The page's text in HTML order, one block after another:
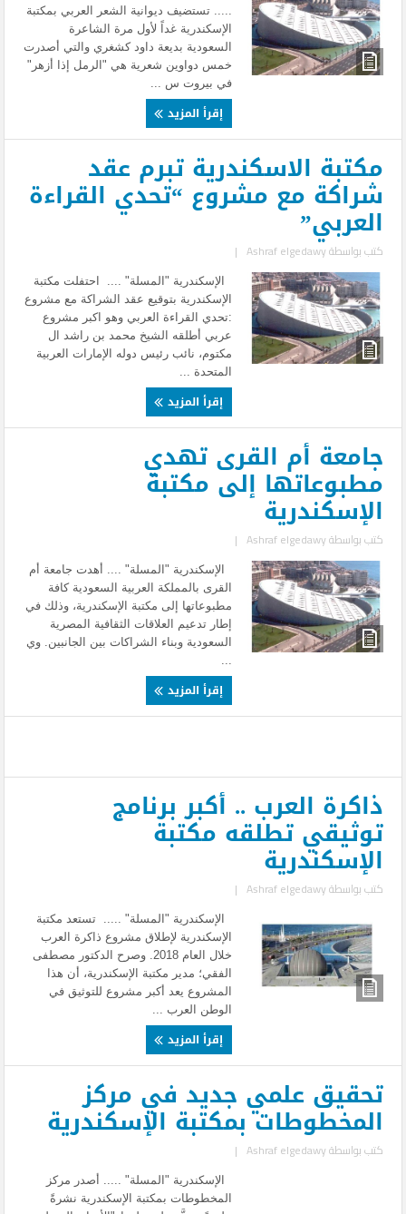
..... تستضيف ديوانية الشعر العربي بمكتبة
الإسكندرية غداً لأول مرة الشاعرة
السعودية بديعة داود كشغري والتي أصدرت
خمس دواوين شعرية هي "الرمل إذا أزهر"
في بيروت س ...
إقرأ المزيد
مكتبة الاسكندرية تبرم عقد
شراكة مع مشروع “تحدي القراءة
العربي”
كتب بواسطةAshraf elgedawy
|
الإسكندرية "المسلة" .... احتفلت مكتبة
الإسكندرية بتوقيع عقد الشراكة مع مشروع
:تحدي القراءة العربي وهو اكبر مشروع
عربي أطلقه الشيخ محمد بن راشد ال
مكتوم، نائب رئيس دوله الإمارات العربية
المتحدة ...
إقرأ المزيد
جامعة أم القرى تهدي
مطبوعاتها إلى مكتبة
الإسكندرية
كتب بواسطةAshraf elgedawy
|
الإسكندرية "المسلة" .... أهدت جامعة أم
القرى بالمملكة العربية السعودية كافة
مطبوعاتها إلى مكتبة الإسكندرية، وذلك في
إطار تدعيم العلاقات الثقافية المصرية
السعودية وبناء الشراكات بين الجانبين. وي
إقرأ المزيد
ذاكرة العرب .. أكبر برنامج
توثيقي تطلقه مكتبة
الإسكندرية
كتب بواسطةAshraf elgedawy
|
الإسكندرية "المسلة" ..... تستعد مكتبة
الإسكندرية لإطلاق مشروع ذاكرة العرب
خلال العام 2018. وصرح الدكتور مصطفى
الفقي؛ مدير مكتبة الإسكندرية، أن هذا
المشروع يعد أكبر مشروع للتوثيق في
الوطن العرب ...
إقرأ المزيد
تحقيق علمي جديد في مركز
المخطوطات بمكتبة الإسكندرية
كتب بواسطةAshraf elgedawy
|
الإسكندرية "المسلة" ..... أصدر مركز
المخطوطات بمكتبة الإسكندرية نشرةً